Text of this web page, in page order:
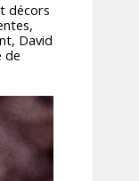
décors
David
de